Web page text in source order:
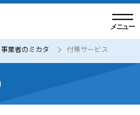
業者のミカタ 付帯サービス